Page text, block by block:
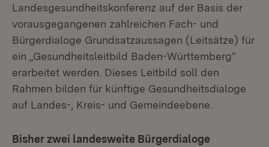
Landesgesundheitskonferenz auf der Basis der
vorausgegangenen zahlreichen Fach- und
Bürgerdialoge Grundsatzaussagen (Leitsätze) für
ein „Gesundheitsleitbild Baden-Württemberg“
erarbeitet werden. Dieses Leitbild soll den
Rahmen bilden für künftige Gesundheitsdialoge
auf Landes-, Kreis- und Gemeindeebene.
Bisher zwei landesweite Bürgerdialoge